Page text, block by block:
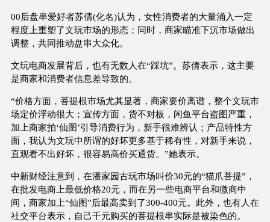
00后盘串爱好者苏倩(化名)认为，女性消费者的大量涌入一定
程度上重塑了文玩市场的形态；同时，商家瞄准下沉市场做出
调整，共同推动盘串大众化。
文玩电商发展背后，也有无数人在“踩坑”。苏倩表示，这主要
是商家和消费者信息差导致的。
“价格方面，菩提根市场尤其显著，商家要价离谱，整个文玩市
场定价浮动很大；宣传方面，货不对板，闲鱼平台盗图严重，
加上商家拍‘仙图’引导消费行为，新手很难辨认；产品特性方
面，我认为文玩中所谓的好坏更多基于稀有性，对新手来说，
直观看不出好坏，很容易高价买通货。”她表示。
中新财经注意到，在潘家园古玩市场叫价30元的“猫爪菩提”，
在批发电商上最低价格20元，而在另一些电商平台和微商中
间，商家加上“仙图”后最高卖到了300-400元。此外，也有人在
社交平台表示，自己千元购买的菩提根串实际是被染色的。